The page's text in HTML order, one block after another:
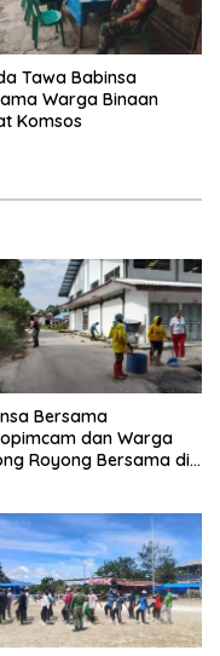
Tawa Babinsa
Warga Binaan
Komsos
Bersama
dan Warga
Royong Bersama di